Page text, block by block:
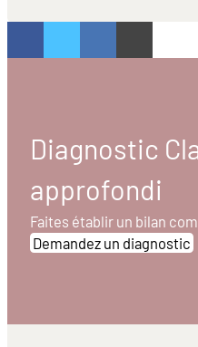
Diagnostic
approfondi
Faites établir un bilan
Demandez un diagnostic